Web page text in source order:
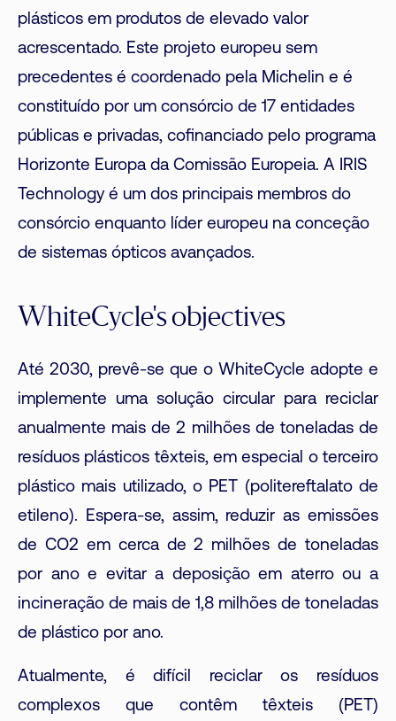
plásticos em produtos de elevado valor
acrescentado. Este projeto europeu sem
precedentes é coordenado pela Michelin e é
constituído por um consórcio de 17 entidades
públicas e privadas, cofinanciado pelo programa
Horizonte Europa da Comissão Europeia. A IRIS
Technology é um dos principais membros do
consórcio enquanto líder europeu na conceção
de sistemas ópticos avançados.
WhiteCycle's objectives
Até 2030, prevê-se que o WhiteCycle adopte e
implemente uma solução circular para reciclar
anualmente mais de 2 milhões de toneladas de
resíduos plásticos têxteis, em especial o terceiro
plástico mais utilizado, o PET (politereftalato de
etileno). Espera-se, assim, reduzir as emissões
de CO2 em cerca de 2 milhões de toneladas
por ano e evitar a deposição em aterro ou a
incineração de mais de 1,8 milhões de toneladas
de plástico por ano.
Atualmente, é difícil reciclar os resíduos
complexos que contêm têxteis (PET)